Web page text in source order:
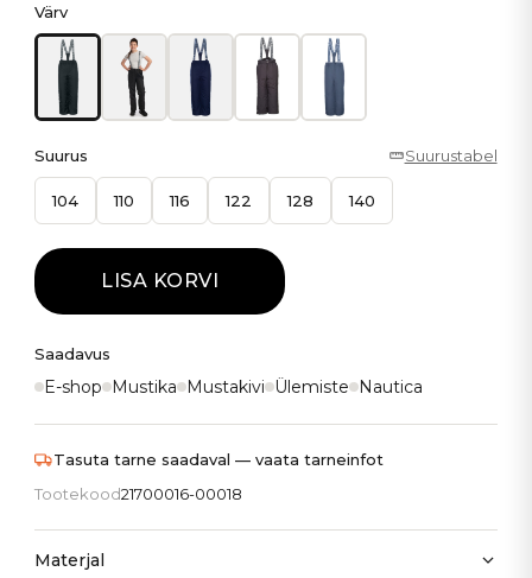
Värv
Suurus Suurustabel
104 110 116 122 128 140
LISA KORVI
Saadavus
E-shop Mustika Mustakivi Ülemiste Nautica
Tasuta tarne saadaval — vaata tarneinfot
Tootekood21700016-00018
Materjal